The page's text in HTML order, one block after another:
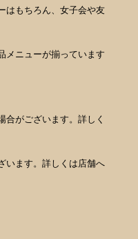
はもちろん、女子会や友
メニューが揃っています
がございます。詳しく
います。詳しくは店舗へ